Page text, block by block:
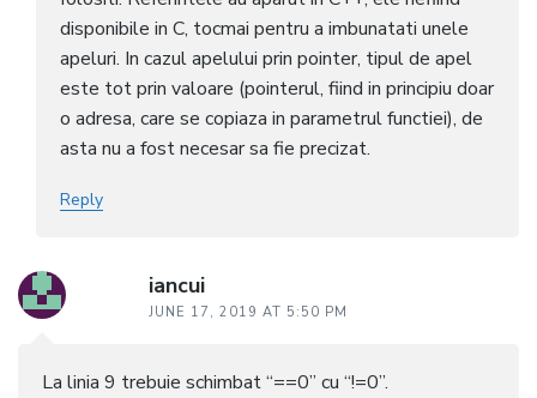
disponibile in C, tocmai pentru a imbunatati unele
apeluri. In cazul apelului prin pointer, tipul de apel
este tot prin valoare (pointerul, fiind in principiu doar
o adresa, care se copiaza in parametrul functiei), de
asta nu a fost necesar sa fie precizat.
Reply
iancui
JUNE 17, 2019 AT 5:50 PM
La linia 9 trebuie schimbat “==0” cu “!=0”.